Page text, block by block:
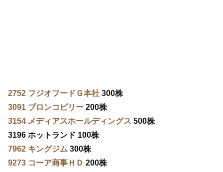
2752 フジオフードＧ本社 300株
3091 ブロンコビリー 200株
3154 メディアスホールディングス 500株
3196 ホットランド 100株
7962 キングジム 300株
9273 コーア商事ＨＤ 200株